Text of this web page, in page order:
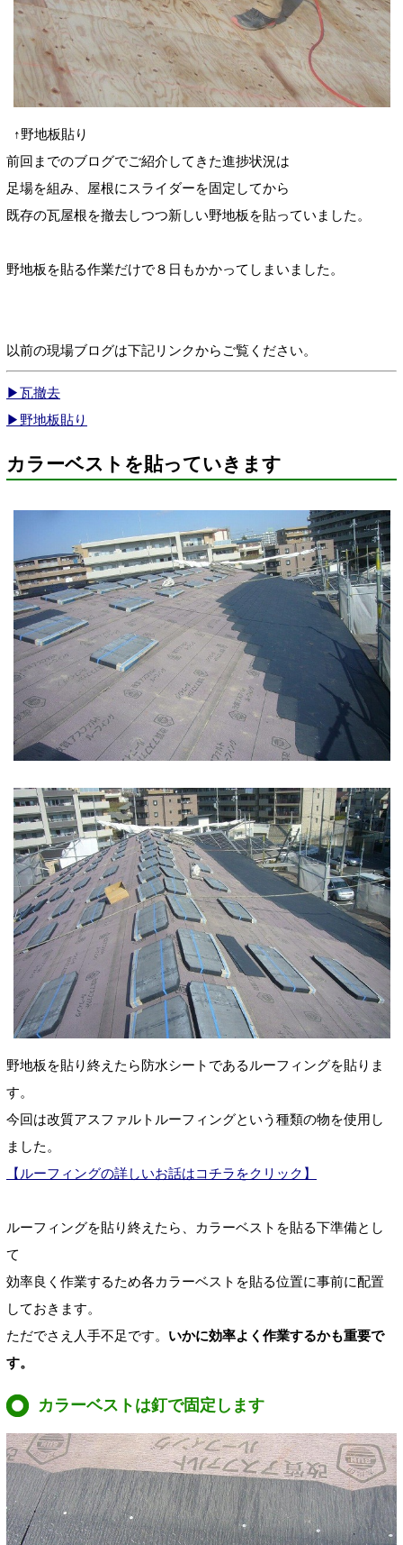
↑野地板貼り
前回までのブログでご紹介してきた進捗状況は
足場を組み、屋根にスライダーを固定してから
既存の瓦屋根を撤去しつつ新しい野地板を貼っていました。
野地板を貼る作業だけで８日もかかってしまいました。
以前の現場ブログは下記リンクからご覧ください。
▶瓦撤去
▶野地板貼り
カラーベストを貼っていきます
野地板を貼り終えたら防水シートであるルーフィングを貼りま
す。
今回は改質アスファルトルーフィングという種類の物を使用し
ました。
【ルーフィングの詳しいお話はコチラをクリック】
ルーフィングを貼り終えたら、カラーベストを貼る下準備とし
て
効率良く作業するため各カラーベストを貼る位置に事前に配置
しておきます。
ただでさえ人手不足です。 いかに効率よく作業するかも重要で
す。
カラーベストは釘で固定します